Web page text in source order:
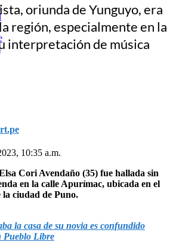
oriunda de Yunguyo, era
región, especialmente en la
interpretación de música
10:35 a.m.
Cori Avendaño (35) fue hallada sin
en la calle Apurímac, ubicada en el
ciudad de Puno.
la casa de su novia es confundido
Pueblo Libre